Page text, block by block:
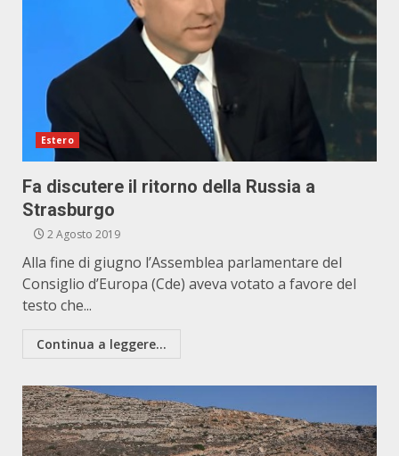
Estero
Fa discutere il ritorno della Russia a
Strasburgo
2 Agosto 2019
Alla fine di giugno l’Assemblea parlamentare del
Consiglio d’Europa (Cde) aveva votato a favore del
testo che...
Continua a leggere...